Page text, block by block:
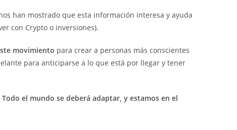
han mostrado que esta información interesa y ayuda
con Crypto o inversiones).
movimiento para crear a personas más conscientes
para anticiparse a lo que está por llegar y tener
el mundo se deberá adaptar, y estamos en el